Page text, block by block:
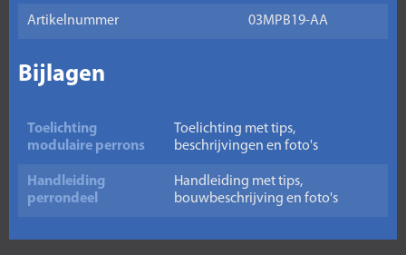
Artikelnummer 03MPB19-AA
Bijlagen
Toelichting
modulaire perrons
Toelichting met tips,
beschrijvingen en foto's
Handleiding
perrondeel
Handleiding met tips,
bouwbeschrijving en foto's